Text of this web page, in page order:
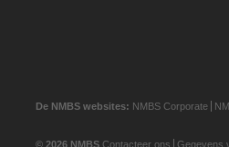
De NMBS websites: NMBS Corporate
© 2026 NMBS Contacteer ons Gegevens